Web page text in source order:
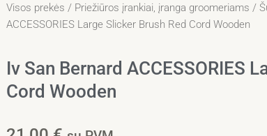
Visos prekės / Priežiūros įrankiai, įranga groomeriams /
ACCESSORIES Large Slicker Brush Red Cord Wooden
Iv San Bernard ACCESSORIES
Cord Wooden